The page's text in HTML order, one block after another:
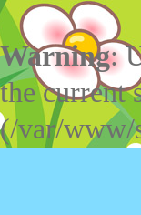
Warning:
the current
(/var/www/